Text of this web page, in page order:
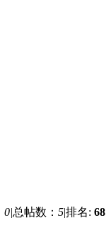
0|总帖数： 5|排名: 68